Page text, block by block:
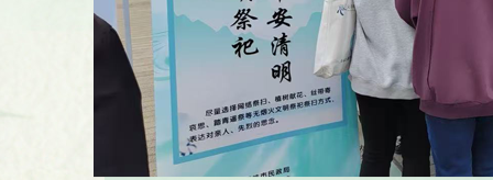
携手共进，从自身做起，从现
理念，共同为推动殡葬领域移
会环境贡献力量。